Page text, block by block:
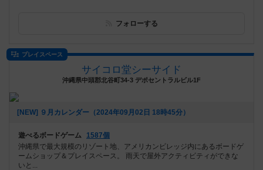
フォローする
プレイスペース
サイコロ堂シーサイド
沖縄県中頭郡北谷町34-3 デポセントラルビル1F
[NEW] ９月カレンダー（2024年09月02日 18時45分）
遊べるボードゲーム
1587個
沖縄県で最大規模のリゾート地、アメリカンビレッジ内にあるボードゲ
ームショップ＆プレイスペース。 雨天で屋外アクティビティができな
いと...